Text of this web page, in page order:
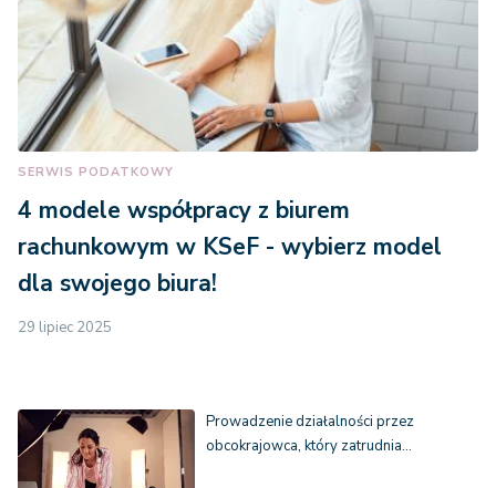
SERWIS PODATKOWY
4 modele współpracy z biurem
rachunkowym w KSeF - wybierz model
dla swojego biura!
29 lipiec 2025
Prowadzenie działalności przez
obcokrajowca, który zatrudnia…